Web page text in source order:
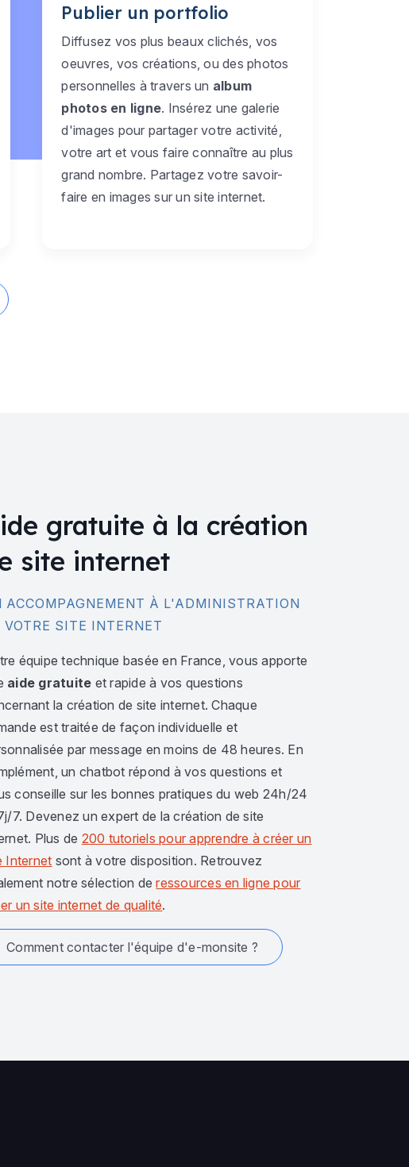
Publier un portfolio
Diffusez vos plus beaux clichés, vos
oeuvres, vos créations, ou des photos
personnelles à travers un album
photos en ligne. Insérez une galerie
d'images pour partager votre activité,
votre art et vous faire connaître au plus
grand nombre. Partagez votre savoir-
faire en images sur un site internet.
gratuite à la création
site internet
ACCOMPAGNEMENT À L'ADMINISTRATION
VOTRE SITE INTERNET
équipe technique basée en France, vous apporte
aide gratuite et rapide à vos questions
la création de site internet. Chaque
est traitée de façon individuelle et
par message en moins de 48 heures. En
un chatbot répond à vos questions et
conseille sur les bonnes pratiques du web 24h/24
7. Devenez un expert de la création de site
Plus de 200 tutoriels pour apprendre à créer un
Internet sont à votre disposition. Retrouvez
notre sélection deressources en ligne pour
un site internet de qualité.
Comment contacter l'équipe d'e-monsite ?